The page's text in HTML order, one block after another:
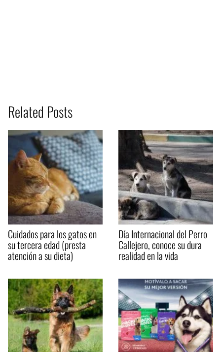
Related Posts
Cuidados para los gatos en
su tercera edad (presta
atención a su dieta)
Día Internacional del Perro
Callejero, conoce su dura
realidad en la vida